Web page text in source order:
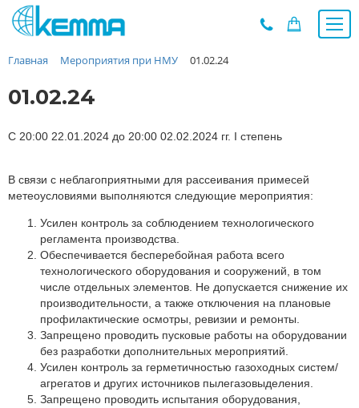
Каталог
О заводе
Новости
Дилеры
Недвижимость
Мероприятия при НМУ
Предложения к зачёту
Подбор
Вакансии
Сертификаты
Партнеры
Личный кабинет
Главная Мероприятия при НМУ 01.02.24
01.02.24
С 20:00 22.01.2024 до 20:00 02.02.2024 гг. I степень
В связи с неблагоприятными для рассеивания примесей
метеоусловиями выполняются следующие мероприятия:
Усилен контроль за соблюдением технологического
регламента производства.
Обеспечивается бесперебойная работа всего
технологического оборудования и сооружений, в том
числе отдельных элементов. Не допускается снижение их
производительности, а также отключения на плановые
профилактические осмотры, ревизии и ремонты.
Запрещено проводить пусковые работы на оборудовании
без разработки дополнительных мероприятий.
Усилен контроль за герметичностью газоходных систем/
агрегатов и других источников пылегазовыделения.
Запрещено проводить испытания оборудования,